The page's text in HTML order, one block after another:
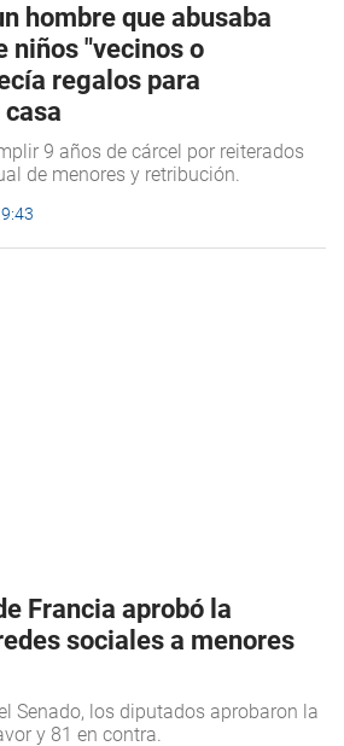
hombre que abusaba
niños "vecinos o
regalos para
9 años de cárcel por reiterados
de menores y retribución.
Francia aprobó la
sociales a menores
Senado, los diputados aprobaron la
y 81 en contra.